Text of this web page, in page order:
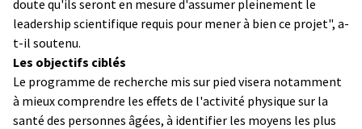
doute qu'ils seront en mesure d'assumer pleinement le
leadership scientifique requis pour mener à bien ce projet", a-
t-il soutenu.
Les objectifs ciblés
Le programme de recherche mis sur pied visera notamment
à mieux comprendre les effets de l'activité physique sur la
santé des personnes âgées, à identifier les moyens les plus